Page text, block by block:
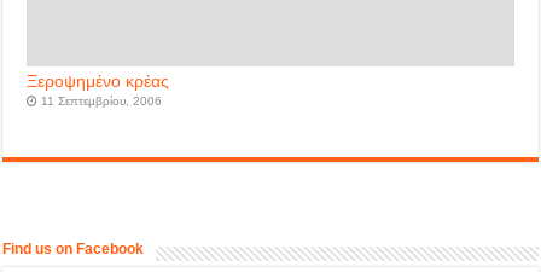
Ξεροψημένο κρέας
11 Σεπτεμβρίου, 2006
Find us on Facebook